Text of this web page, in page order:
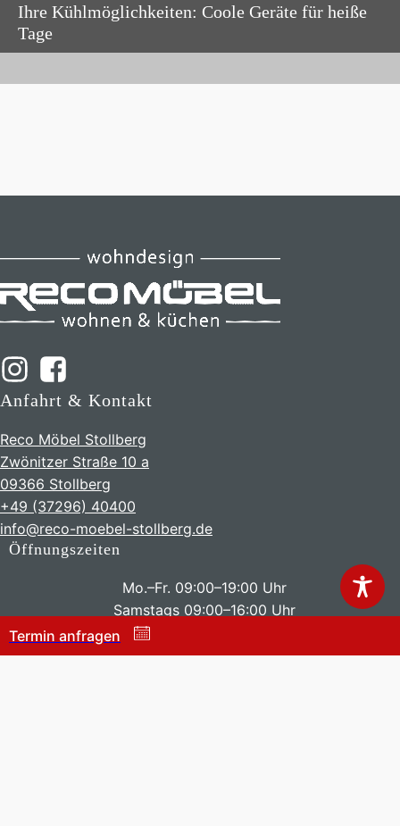
Termin anfragen
Ihre Kühlmöglichkeiten: Coole Geräte für heiße
Tage
Anfahrt & Kontakt
Reco Möbel Stollberg
Zwönitzer Straße 10 a
09366 Stollberg
+49 (37296) 40400
info@reco-moebel-stollberg.de
Öffnungszeiten
Mo.–Fr. 09:00–19:00 Uhr
Samstags 09:00–16:00 Uhr